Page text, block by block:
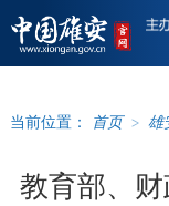
当前位置： 首页 > 雄
教育部、